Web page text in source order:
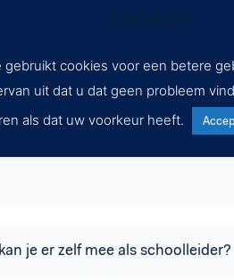
gaan gebruiken
je er zelf mee als schoolleider?
Cookies
gebruikt cookies voor een betere
uit dat u dat geen probleem
als dat uw voorkeur heeft.